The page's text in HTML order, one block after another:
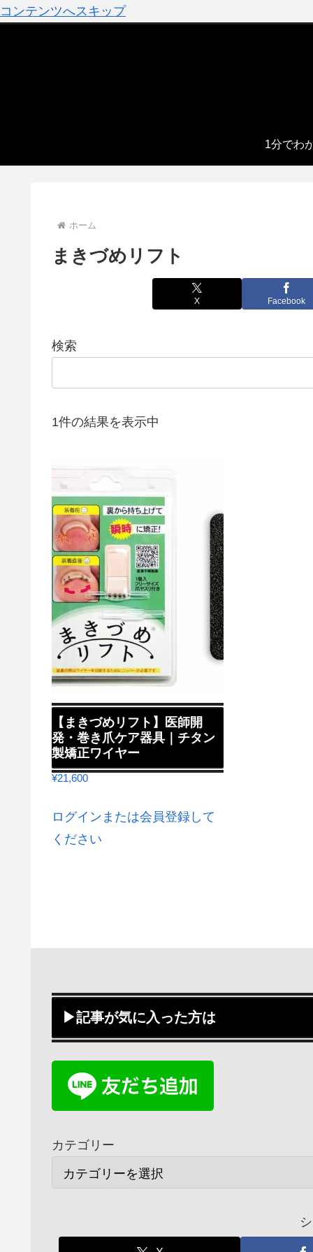
コンテンツへスキップ
1分でわ
ホーム
まきづめリフト
X Facebook
検索
1件の結果を表示中
【まきづめリフト】医師開
発・巻き爪ケア器具｜チタン
製矯正ワイヤー
¥21,600
ログインまたは会員登録して
ください
▶記事が気に入った方は
カテゴリー